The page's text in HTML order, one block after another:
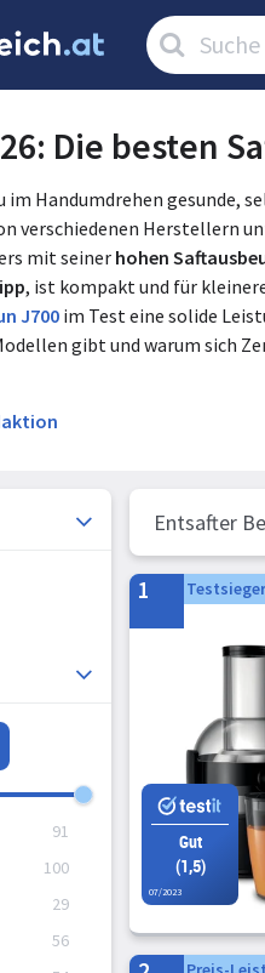
Artikel
suchen:
Die besten
Handumdrehen gesunde,
verschiedenen Herstellern
mit seiner hohen
, ist kompakt und für
J700im Test eine solide
gibt und warum sich
Entsafter
1 Testsieger
Gut
(1,5)
07/2023